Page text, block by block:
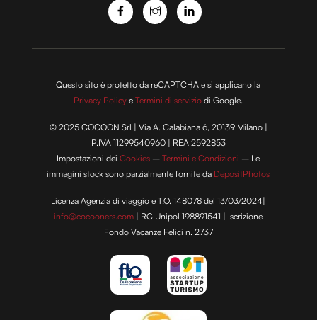
Questo sito è protetto da reCAPTCHA e si applicano la
Privacy Policy eTermini di servizio di Google.
© 2025 COCOON Srl | Via A. Calabiana 6, 20139 Milano |
P.IVA 11299540960 | REA 2592853
Impostazioni deiCookies –Termini e Condizioni – Le
immagini stock sono parzialmente fornite da DepositPhotos
Licenza Agenzia di viaggio e T.O. 148078 del 13/03/2024|
info@cocooners.com | RC Unipol 198891541 | Iscrizione
Fondo Vacanze Felici n. 2737